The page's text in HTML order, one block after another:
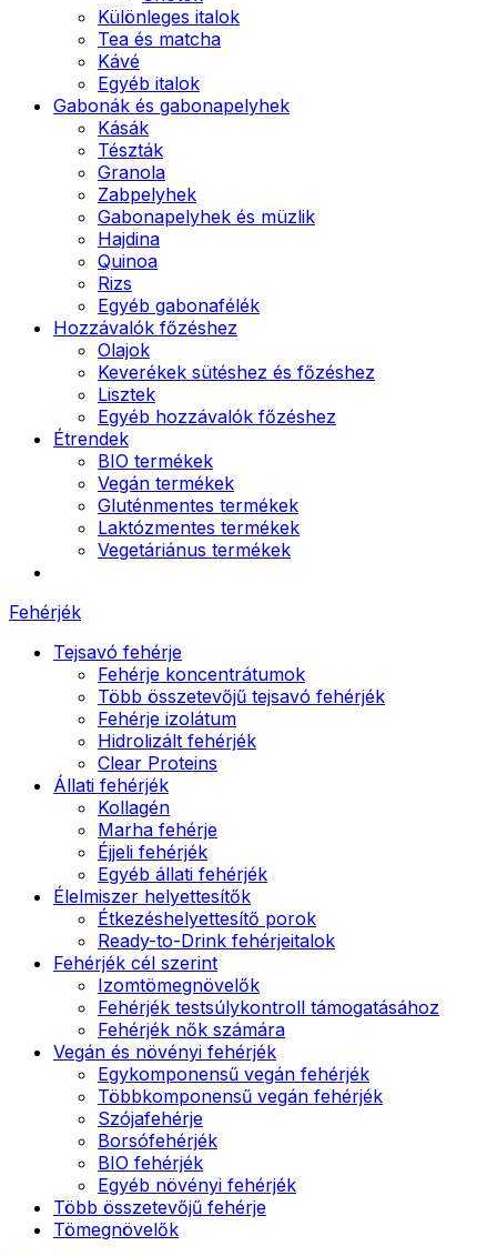
Különleges italok
Tea és matcha
Kávé
Egyéb italok
Gabonák és gabonapelyhek
Kásák
Tészták
Granola
Zabpelyhek
Gabonapelyhek és müzlik
Hajdina
Quinoa
Rizs
Egyéb gabonafélék
Hozzávalók főzéshez
Olajok
Keverékek sütéshez és főzéshez
Lisztek
Egyéb hozzávalók főzéshez
Étrendek
BIO termékek
Vegán termékek
Gluténmentes termékek
Laktózmentes termékek
Vegetáriánus termékek
Fehérjék
Tejsavó fehérje
Fehérje koncentrátumok
Több összetevőjű tejsavó fehérjék
Fehérje izolátum
Hidrolizált fehérjék
Clear Proteins
Állati fehérjék
Kollagén
Marha fehérje
Éjjeli fehérjék
Egyéb állati fehérjék
Élelmiszer helyettesítők
Étkezéshelyettesítő porok
Ready-to-Drink fehérjeitalok
Fehérjék cél szerint
Izomtömegnövelők
Fehérjék testsúlykontroll támogatásához
Fehérjék nők számára
Vegán és növényi fehérjék
Egykomponensű vegán fehérjék
Többkomponensű vegán fehérjék
Szójafehérje
Borsófehérjék
BIO fehérjék
Egyéb növényi fehérjék
Több összetevőjű fehérje
Tömegnövelők